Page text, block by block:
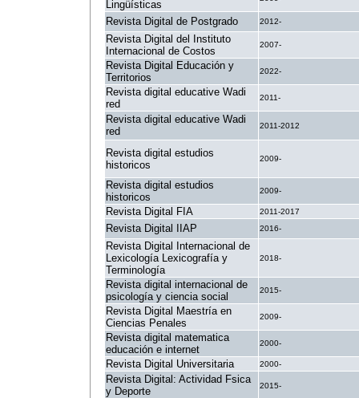
Lingüísticas
Revista Digital de Postgrado 2012-
Revista Digital del Instituto
Internacional de Costos
2007-
Revista Digital Educación y
Territorios
2022-
Revista digital educative Wadi
red
2011-
Revista digital educative Wadi
red
2011-2012
Revista digital estudios
historicos
2009-
Revista digital estudios
historicos
2009-
Revista Digital FIA 2011-2017
Revista Digital IIAP 2016-
Revista Digital Internacional de
Lexicología Lexicografía y
Terminología
2018-
Revista digital internacional de
psicología y ciencia social
2015-
Revista Digital Maestría en
Ciencias Penales
2009-
Revista digital matematica
educación e internet
2000-
Revista Digital Universitaria 2000-
Revista Digital: Actividad Fsica
y Deporte
2015-